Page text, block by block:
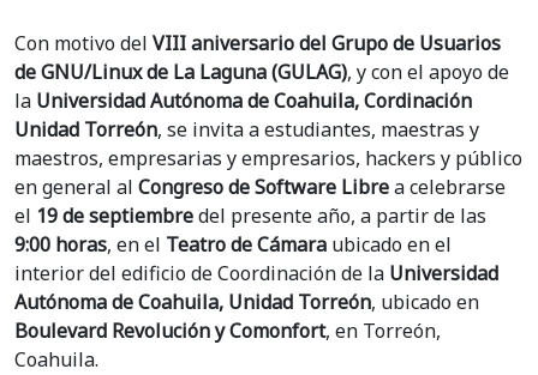
Con motivo del VIII aniversario del Grupo de Usuarios
de GNU/Linux de La Laguna (GULAG), y con el apoyo de
la Universidad Autónoma de Coahuila, Cordinación
Unidad Torreón, se invita a estudiantes, maestras y
maestros, empresarias y empresarios, hackers y público
en general al Congreso de Software Librea celebrarse
el 19 de septiembredel presente año, a partir de las
9:00 horas, en el Teatro de Cámara ubicado en el
interior del edificio de Coordinación de la Universidad
Autónoma de Coahuila, Unidad Torreón, ubicado en
Boulevard Revolución y Comonfort, en Torreón,
Coahuila.